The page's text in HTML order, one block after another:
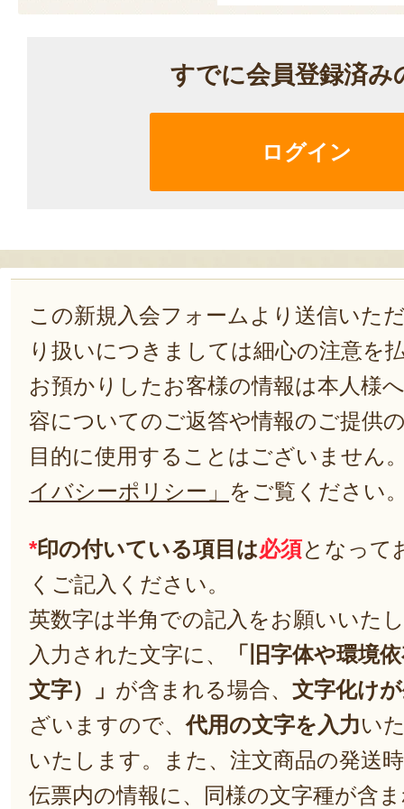
すでに会員登録済み
ログイン
この新規入会フォームより送信いた
り扱いにつきましては細心の注意を
お預かりしたお客様の情報は本人様
容についてのご返答や情報のご提供
目的に使用することはございません
イバシーポリシー」 をご覧ください
*印の付いている項目は必須となって
くご記入ください。
英数字は半角での記入をお願いいた
入力された文字に、
「旧字体や環境
文字）」 が含まれる場合、 文字化け
ざいますので、代用の文字を入力い
いたします。また、注文商品の発送
伝票内の情報に、同様の文字種が含